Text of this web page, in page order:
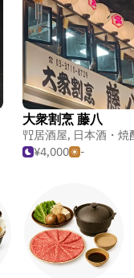
大衆割烹 藤八
居酒屋, 日本酒・焼
¥4,000
-